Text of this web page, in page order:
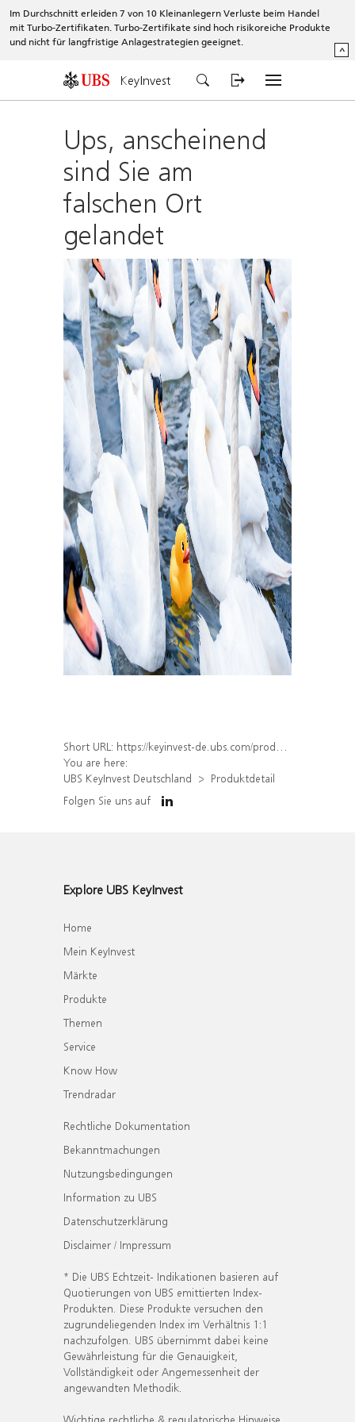
Im Durchschnitt erleiden 7 von 10 Kleinanlegern Verluste beim Handel
mit Turbo-Zertifikaten. Turbo-Zertifikate sind hoch risikoreiche Produkte
und nicht für langfristige Anlagestrategien geeignet.
^
KeyInvest
Ups, anscheinend
sind Sie am
falschen Ort
gelandet
Short URL: https://keyinvest-de.ubs.com/produkt/detail/index/isin/DE000WA6P537
You are here:
UBS KeyInvest Deutschland
Produktdetail
Folgen Sie uns auf
Explore UBS KeyInvest
Home
Mein KeyInvest
Märkte
Produkte
Themen
Service
Know How
Trendradar
Rechtliche Dokumentation
Bekanntmachungen
Nutzungsbedingungen
Information zu UBS
Datenschutzerklärung
Disclaimer / Impressum
* Die UBS Echtzeit- Indikationen basieren auf
Quotierungen von UBS emittierten Index-
Produkten. Diese Produkte versuchen den
zugrundeliegenden Index im Verhältnis 1:1
nachzufolgen. UBS übernimmt dabei keine
Gewährleistung für die Genauigkeit,
Vollständigkeit oder Angemessenheit der
angewandten Methodik.